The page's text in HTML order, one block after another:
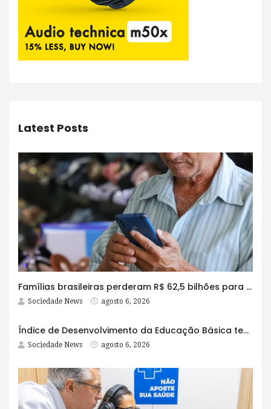
Latest Posts
Famílias brasileiras perderam R$ 62,5 bilhões para bets em 2025
Sociedade News agosto 6, 2026
Índice de Desenvolvimento da Educação Básica tem elevação em todas as etapas
Sociedade News agosto 6, 2026